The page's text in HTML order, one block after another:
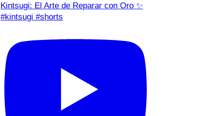
Kintsugi: El Arte de Reparar con Oro ✨
#kintsugi #shorts